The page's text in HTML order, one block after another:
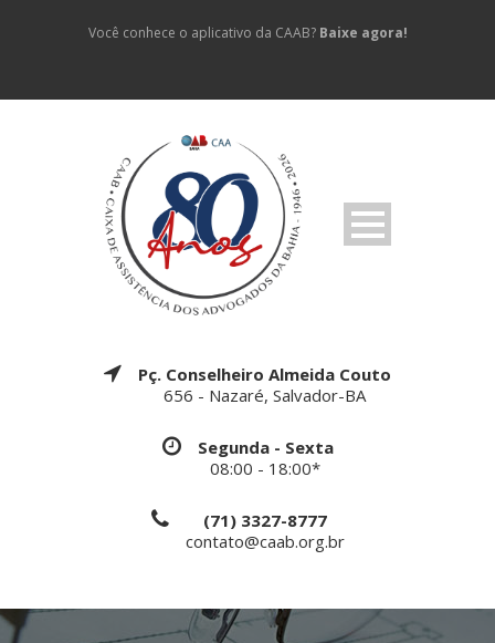
Você conhece o aplicativo da CAAB? Baixe agora!
Pç. Conselheiro Almeida Couto
656 - Nazaré, Salvador-BA
Segunda - Sexta
08:00 - 18:00*
(71) 3327-8777
contato@caab.org.br